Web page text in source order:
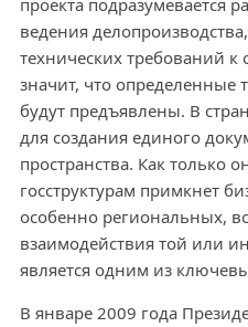
проекта подразумевается
ведения
технических требований к
значит, что определенные
будут предъявлены. В
для создания единого
пространства. Как только
госструктурам примкнет
особенно региональных,
взаимодействия той или
является одним из
В январе 2009 года